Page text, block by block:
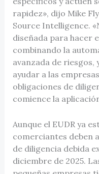
rapidez», dijo Mike
Source Intelligence.
diseñada para hacer
combinando la
avanzada de
ayudar a las
obligaciones de
comience la
Aunque el EUDR ya
comerciantes deben
de diligencia debida
diciembre de 2025.